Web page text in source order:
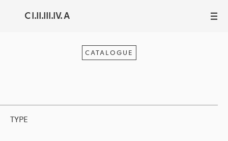
C I.II.III.IV. A III
CATALOGUE
TYPE